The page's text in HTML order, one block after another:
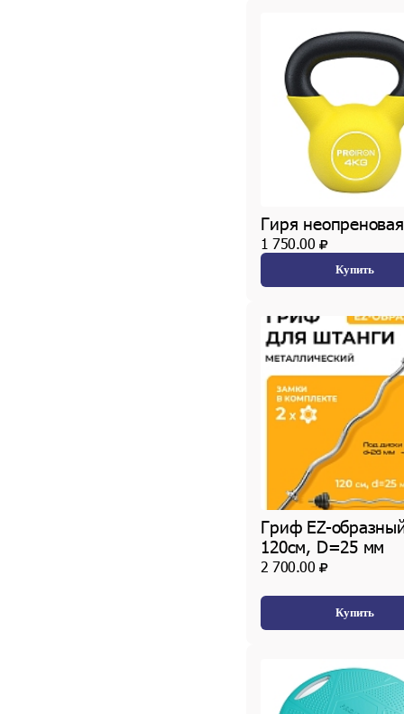
Гиря
1 750.00
Купить
Гриф EZ-
120см, D=25 мм
2 700.00
Купить